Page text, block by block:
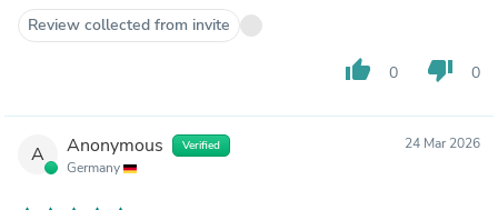
Review collected from invite
thumb_up 0 thumb_down 0
A Anonymous Verified
Germany
24 Mar 2026